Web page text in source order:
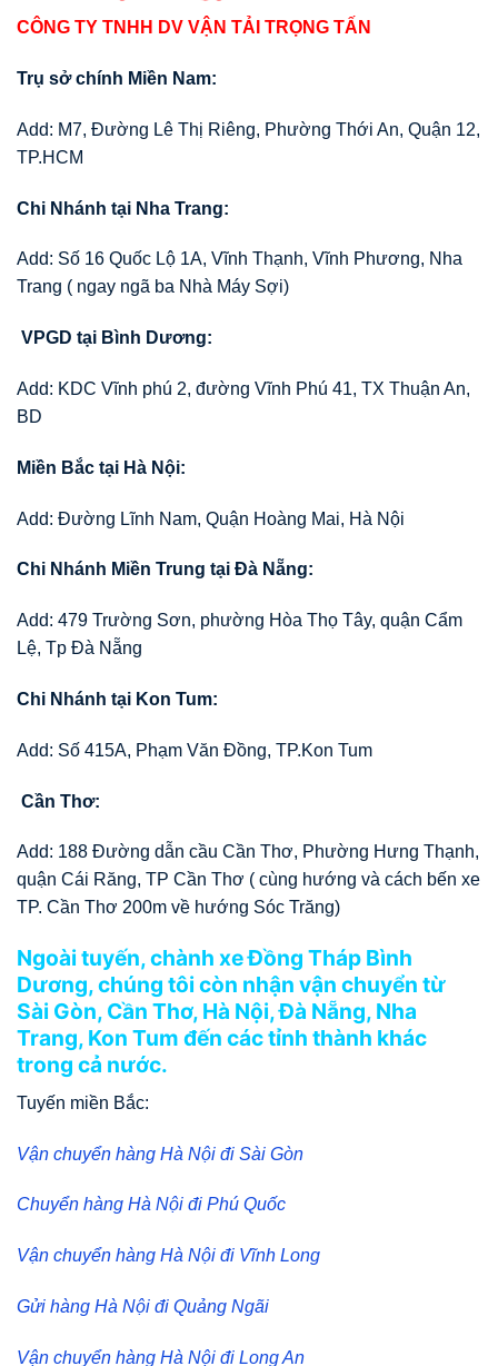
CÔNG TY TNHH DV VẬN TẢI TRỌNG TẤN
Trụ sở chính Miền Nam:
Add: M7, Đường Lê Thị Riêng, Phường Thới An, Quận 12,
TP.HCM
Chi Nhánh tại Nha Trang:
Add: Số 16 Quốc Lộ 1A, Vĩnh Thạnh, Vĩnh Phương, Nha
Trang ( ngay ngã ba Nhà Máy Sợi)
VPGD tại Bình Dương:
Add: KDC Vĩnh phú 2, đường Vĩnh Phú 41, TX Thuận An,
BD
Miền Bắc tại Hà Nội:
Add: Đường Lĩnh Nam, Quận Hoàng Mai, Hà Nội
Chi Nhánh Miền Trung tại Đà Nẵng:
Add: 479 Trường Sơn, phường Hòa Thọ Tây, quận Cẩm
Lệ, Tp Đà Nẵng
Chi Nhánh tại Kon Tum:
Add: Số 415A, Phạm Văn Đồng, TP.Kon Tum
Cần Thơ:
Add: 188 Đường dẫn cầu Cần Thơ, Phường Hưng Thạnh,
quận Cái Răng, TP Cần Thơ ( cùng hướng và cách bến xe
TP. Cần Thơ 200m về hướng Sóc Trăng)
Ngoài tuyến, chành xe Đồng Tháp Bình
Dương, chúng tôi còn nhận vận chuyển từ
Sài Gòn, Cần Thơ, Hà Nội, Đà Nẵng, Nha
Trang, Kon Tum đến các tỉnh thành khác
trong cả nước.
Tuyến miền Bắc:
Vận chuyển hàng Hà Nội đi Sài Gòn
Chuyển hàng Hà Nội đi Phú Quốc
Vận chuyển hàng Hà Nội đi Vĩnh Long
Gửi hàng Hà Nội đi Quảng Ngãi
Vận chuyển hàng Hà Nội đi Long An